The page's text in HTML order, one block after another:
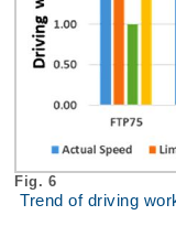
Fig. 6
Trend of driving